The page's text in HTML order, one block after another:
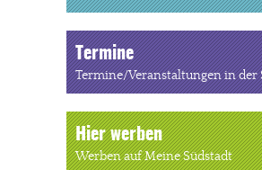
Termine
Termine/Veranstaltungen in der
Hier werben
Werben auf Meine Südstadt